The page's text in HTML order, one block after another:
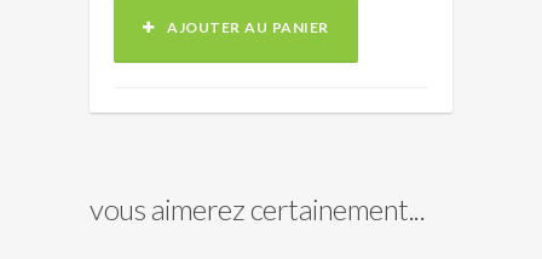
AJOUTER AU PANIER
vous aimerez certainement...